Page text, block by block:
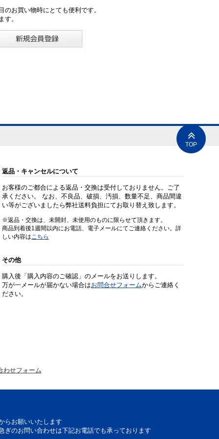
お買い物時にとても便利です。
す。
TOP
返品・キャンセルについて
お客様のご都合による返品・交換は受付しておりません。ご了
承ください。 なお、不良品、破損、汚損、数量不足、商品間違
い等がございましたら弊社送料負担にてお取り替え致します。
※返品・交換は、未開封、未使用のものに限らせて頂きます。
商品到着後1週間以内にお電話、電子メールにてご連絡ください。詳
しい内容はこちら
その他
購入後「購入内容のご確認」のメールをお送りします。
万が一メールが届かない場合はお問合せフォームからご連絡く
ださい。
わせフォーム
らお願いいたします
ぎのお問い合わせは下記お電話でも承っております